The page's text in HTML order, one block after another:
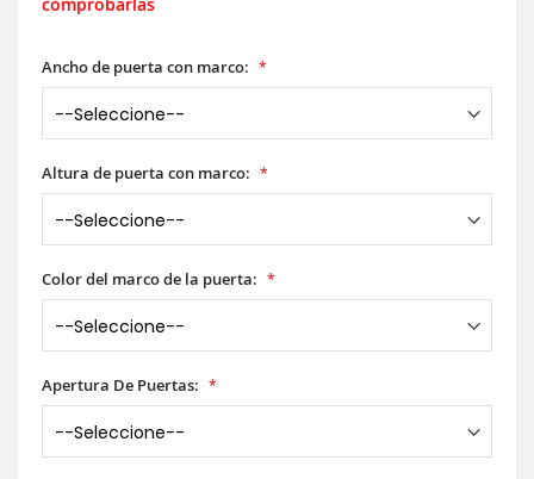
Ancho de puerta con marco:
Altura de puerta con marco:
Color del marco de la puerta:
Apertura De Puertas: